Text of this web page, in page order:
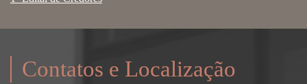
Contatos e Localização